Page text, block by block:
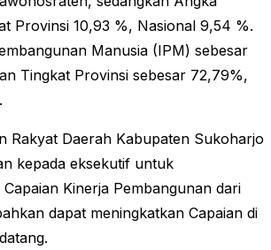
Provinsi 10,93 %, Nasional 9,54 %.
Manusia (IPM) sebesar
Tingkat Provinsi sebesar 72,79%,
Rakyat Daerah Kabupaten Sukoharjo
kepada eksekutif untuk
Kinerja Pembangunan dari
dapat meningkatkan Capaian di